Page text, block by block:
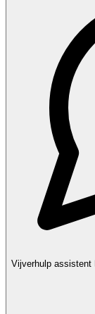
Vijverhulp assistent